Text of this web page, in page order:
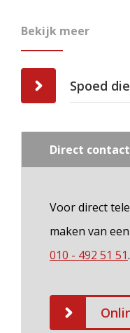
Bekijk meer
Spoed
Direct contact
Voor direct
maken van
010 - 492 51 51.